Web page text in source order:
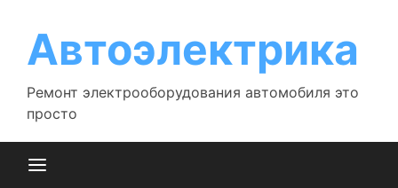
содержимому
Автоэлектрика
Ремонт электрооборудования автомобиля это
просто